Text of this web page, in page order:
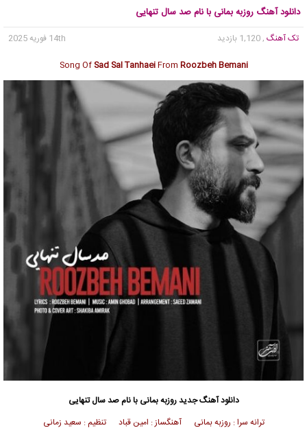
دانلود آهنگ روزبه بمانی با نام صد سال تنهایی
تک آهنگ , 1,120 بازدید
14th فوریه 2025
Song Of Sad Sal TanhaeiFrom Roozbeh Bemani
دانلود آهنگ جدیدروزبه بمانی با نام صد سال تنهایی
ترانه سرا : روزبه بمانی آهنگساز : امین قباد تنظیم : سعید زمانی